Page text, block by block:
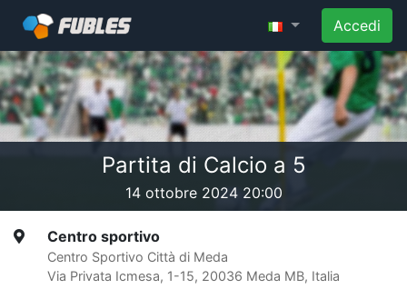
Accedi
Partita di Calcio a 5
14 ottobre 2024 20:00
Centro sportivo
Centro Sportivo Città di Meda
Via Privata Icmesa, 1-15, 20036 Meda MB, Italia